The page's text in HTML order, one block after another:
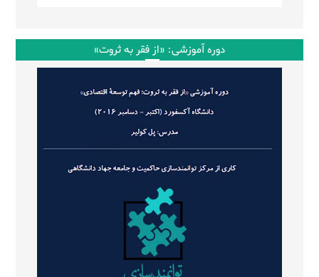
دوره آموزشی: «از فقر به ثروت»